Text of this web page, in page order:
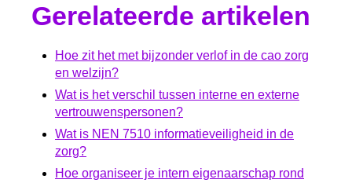
Gerelateerde artikelen
Hoe zit het met bijzonder verlof in de cao zorg
en welzijn?
Wat is het verschil tussen interne en externe
vertrouwenspersonen?
Wat is NEN 7510 informatieveiligheid in de
zorg?
Hoe organiseer je intern eigenaarschap rond